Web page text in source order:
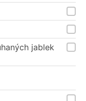
jablek